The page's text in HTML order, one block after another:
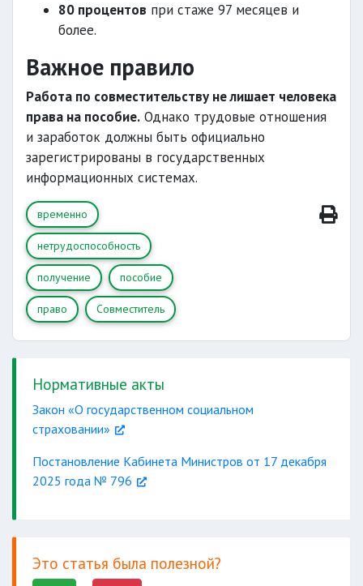
80 процентов при стаже 97 месяцев и
более.
Важное правило
Работа по совместительству не лишает человека
права на пособие. Однако трудовые отношения
и заработок должны быть официально
зарегистрированы в государственных
информационных системах.
временно
нетрудоспособность
получение пособие
право Совместитель
Нормативные акты
Закон «О государственном социальном
страховании»
Постановление Кабинета Министров от 17 декабря
2025 года № 796
Это статья была полезной?